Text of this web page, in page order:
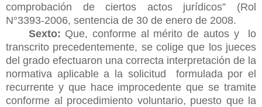
comprobación de ciertos actos jurídicos” (Rol
N°3393-2006, sentencia de 30 de enero de 2008.
Sexto: Que, conforme al mérito de autos y lo
transcrito precedentemente, se colige que los jueces
del grado efectuaron una correcta interpretación de la
normativa aplicable a la solicitud formulada por el
recurrente y que hace improcedente que se tramite
conforme al procedimiento voluntario, puesto que la